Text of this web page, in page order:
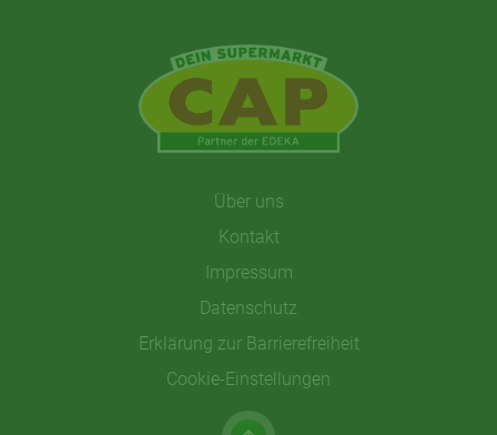
Über uns
Kontakt
Impressum
Datenschutz
Erklärung zur Barrierefreiheit
Cookie-Einstellungen